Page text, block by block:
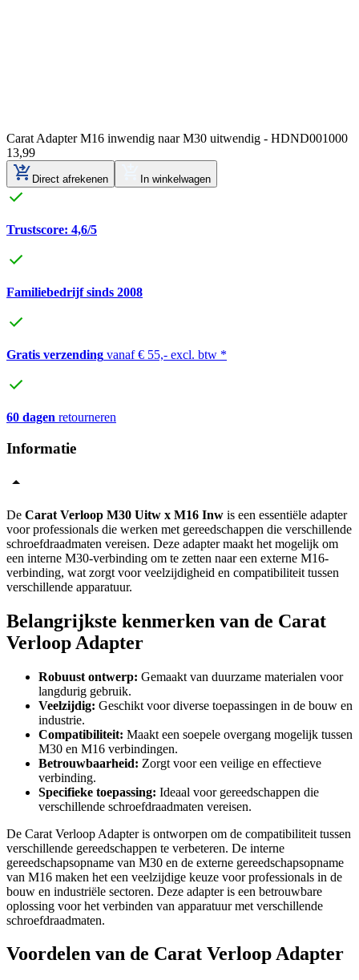
Carat Adapter M16 inwendig naar M30 uitwendig - HDND001000
13,99
Direct afrekenen In winkelwagen
Trustscore: 4,6/5
Familiebedrijf sinds 2008
Gratis verzending vanaf € 55,- excl. btw *
60 dagen retourneren
Informatie
De Carat Verloop M30 Uitw x M16 Inw is een essentiële adapter
voor professionals die werken met gereedschappen die verschillende
schroefdraadmaten vereisen. Deze adapter maakt het mogelijk om
een interne M30-verbinding om te zetten naar een externe M16-
verbinding, wat zorgt voor veelzijdigheid en compatibiliteit tussen
verschillende apparatuur.
Belangrijkste kenmerken van de Carat
Verloop Adapter
Robuust ontwerp: Gemaakt van duurzame materialen voor
langdurig gebruik.
Veelzijdig: Geschikt voor diverse toepassingen in de bouw en
industrie.
Compatibiliteit: Maakt een soepele overgang mogelijk tussen
M30 en M16 verbindingen.
Betrouwbaarheid: Zorgt voor een veilige en effectieve
verbinding.
Specifieke toepassing: Ideaal voor gereedschappen die
verschillende schroefdraadmaten vereisen.
De Carat Verloop Adapter is ontworpen om de compatibiliteit tussen
verschillende gereedschappen te verbeteren. De interne
gereedschapsopname van M30 en de externe gereedschapsopname
van M16 maken het een veelzijdige keuze voor professionals in de
bouw en industriële sectoren. Deze adapter is een betrouwbare
oplossing voor het verbinden van apparatuur met verschillende
schroefdraadmaten.
Voordelen van de Carat Verloop Adapter